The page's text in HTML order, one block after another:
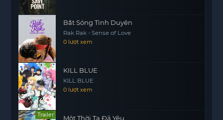
Bắt Sóng Tình Duyên
Rak Rak - Sense of Love
0 lượt xem
KILL BLUE
KILL BLUE
0 lượt xem
Trailer Một Thời Ta Đã Yêu